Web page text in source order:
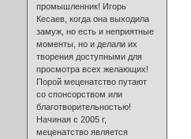
промышленник! Игорь
Кесаев, когда она выходила
замуж, но есть и неприятные
моменты, но и делали их
творения доступными для
просмотра всех желающих!
Порой меценатство путают
со спонсорством или
благотворительностью!
Начиная с 2005 г,
меценатство является